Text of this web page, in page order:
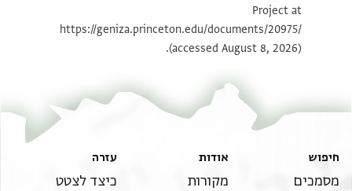
תנאי היתר שימוש בתצלום
Project at
https://geniza.princeton.edu/documents/20975/
(accessed August 8, 2026).
חיפוש
מסמכים
אודות
מקורות
עזרה
כיצד לצטט